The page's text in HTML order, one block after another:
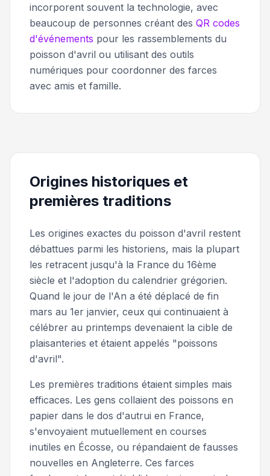
incorporent souvent la technologie, avec
beaucoup de personnes créant des QR codes
d'événements pour les rassemblements du
poisson d'avril ou utilisant des outils
numériques pour coordonner des farces
avec amis et famille.
Origines historiques et
premières traditions
Les origines exactes du poisson d'avril restent
débattues parmi les historiens, mais la plupart
les retracent jusqu'à la France du 16ème
siècle et l'adoption du calendrier grégorien.
Quand le jour de l'An a été déplacé de fin
mars au 1er janvier, ceux qui continuaient à
célébrer au printemps devenaient la cible de
plaisanteries et étaient appelés "poissons
d'avril".
Les premières traditions étaient simples mais
efficaces. Les gens collaient des poissons en
papier dans le dos d'autrui en France,
s'envoyaient mutuellement en courses
inutiles en Écosse, ou répandaient de fausses
nouvelles en Angleterre. Ces farces